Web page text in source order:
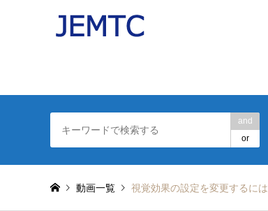
and
or
動画一覧 視覚効果の設定を変更するには